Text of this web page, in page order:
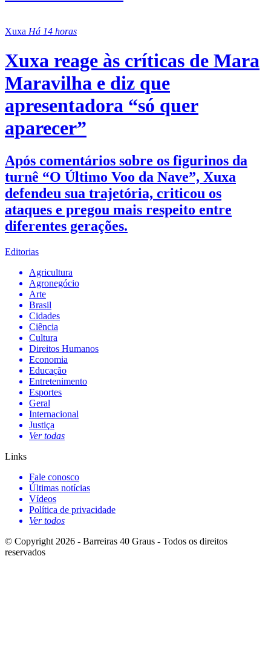
Xuxa Há 14 horas
Xuxa reage às críticas de Mara
Maravilha e diz que
apresentadora “só quer
aparecer”
Após comentários sobre os figurinos da
turnê “O Último Voo da Nave”, Xuxa
defendeu sua trajetória, criticou os
ataques e pregou mais respeito entre
diferentes gerações.
Editorias
Agricultura
Agronegócio
Arte
Brasil
Cidades
Ciência
Cultura
Direitos Humanos
Economia
Educação
Entretenimento
Esportes
Geral
Internacional
Justiça
Ver todas
Links
Fale conosco
Últimas notícias
Vídeos
Política de privacidade
Ver todos
© Copyright 2026 - Barreiras 40 Graus - Todos os direitos
reservados